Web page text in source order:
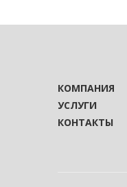
КОМПАНИЯ
УСЛУГИ
КОНТАКТЫ